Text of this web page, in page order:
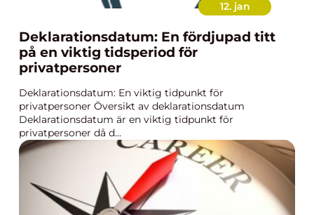
12. jan
Deklarationsdatum: En fördjupad titt
på en viktig tidsperiod för
privatpersoner
Deklarationsdatum: En viktig tidpunkt för
privatpersoner Översikt av deklarationsdatum
Deklarationsdatum är en viktig tidpunkt för
privatpersoner då d...